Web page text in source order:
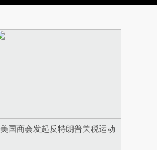
美国商会发起反特朗普关税运动